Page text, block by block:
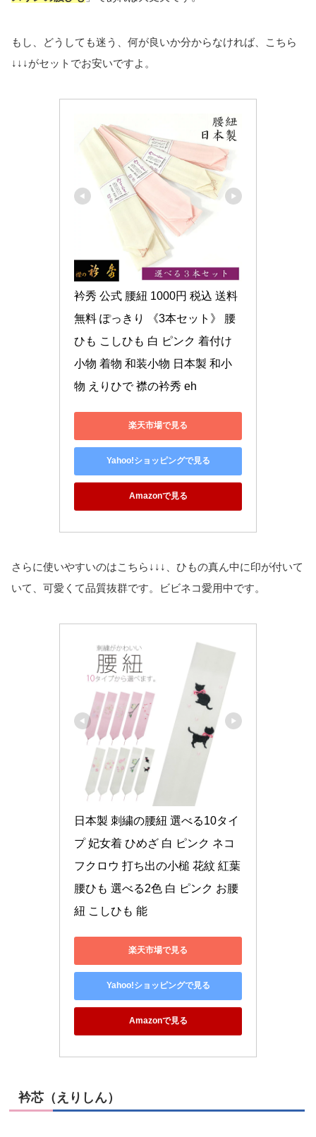
もし、どうしても迷う、何が良いか分からなければ、こちら
↓↓↓がセットでお安いですよ。
衿秀 公式 腰紐 1000円 税込 送料
無料 ぽっきり 《3本セット》 腰
ひも こしひも 白 ピンク 着付け
小物 着物 和装小物 日本製 和小
物 えりひで 襟の衿秀 eh
楽天市場で見る
Yahoo!ショッピングで見る
Amazonで見る
さらに使いやすいのはこちら↓↓↓、ひもの真ん中に印が付いて
いて、可愛くて品質抜群です。ビビネコ愛用中です。
日本製 刺繍の腰紐 選べる10タイ
プ 妃女着 ひめざ 白 ピンク ネコ
フクロウ 打ち出の小槌 花紋 紅葉
腰ひも 選べる2色 白 ピンク お腰
紐 こしひも 能
楽天市場で見る
Yahoo!ショッピングで見る
Amazonで見る
衿芯（えりしん）